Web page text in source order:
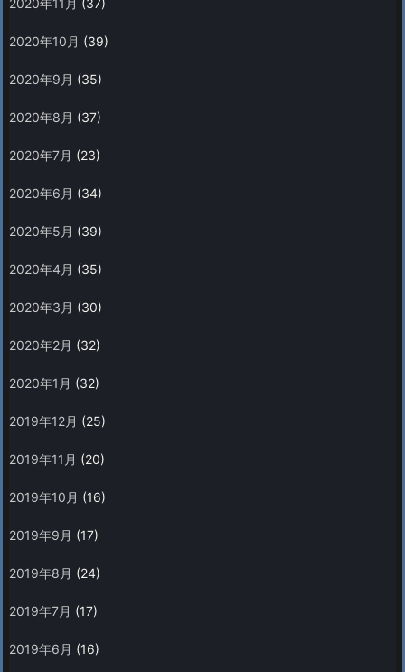
2020年11月 (37)
2020年10月 (39)
2020年9月 (35)
2020年8月 (37)
2020年7月 (23)
2020年6月 (34)
2020年5月 (39)
2020年4月 (35)
2020年3月 (30)
2020年2月 (32)
2020年1月 (32)
2019年12月 (25)
2019年11月 (20)
2019年10月 (16)
2019年9月 (17)
2019年8月 (24)
2019年7月 (17)
2019年6月 (16)